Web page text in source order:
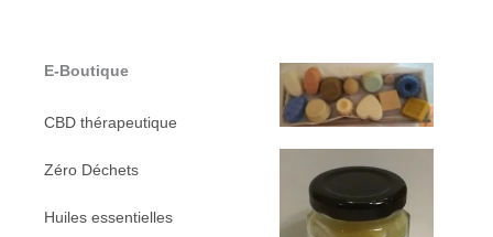
E-Boutique
CBD thérapeutique
Zéro Déchets
Huiles essentielles